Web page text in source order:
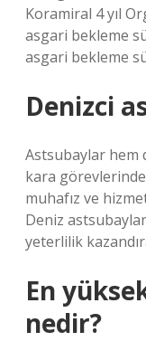
Koramiral 4 yıl
asgari bekleme
asgari bekleme
Denizci
Astsubaylar hem
kara
muhafız ve
Deniz
yeterlilik
En
nedir?